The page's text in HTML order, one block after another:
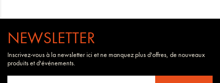
NEWSLETTER
Inscrivez-vous à la newsletter ici et ne manquez plus d'offres, de nouveaux
produits et d'événements.